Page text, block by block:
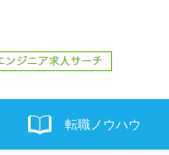
転職ノウハウ